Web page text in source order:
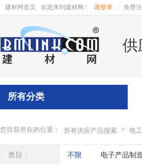
建材网首页 欢迎来到建材网 ! 请登录 免费
供
所有分类
您目前所在的位置： 所有供应产品搜索 > 电
类目： 不限 电子产品制